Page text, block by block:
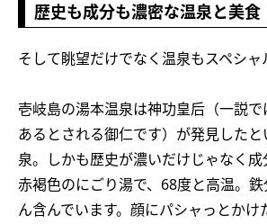
歴史も成分も濃密な温泉と美食
そして眺望だけでなく温泉もスペシャ
壱岐島の湯本温泉は神功皇后（一説
あるとされる御仁です）が発見した
泉。しかも歴史が濃いだけじゃなく成
赤褐色のにごり湯で、68度と高温。
ん含んでいます。顔にパシャっとかけ